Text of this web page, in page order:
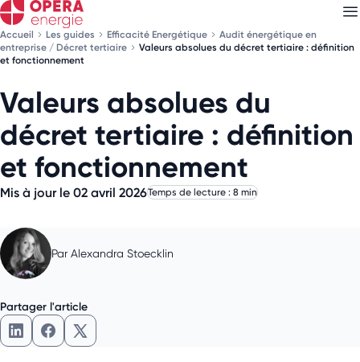
Accueil Les guides Efficacité Energétique
Audit énergétique en
entreprise / Décret tertiaire
Valeurs absolues du décret tertiaire : définition
et fonctionnement
Valeurs absolues du
décret tertiaire : définition
et fonctionnement
Mis à jour le 02 avril 2026Temps de lecture : 8 min
Par Alexandra Stoecklin
Partager l'article
Partager l'article sur LinkedIn
Partager l'article sur Facebook
Partager l'article sur X
Découvrez nosnewsletters
Choisissez les newsletters qui vous intéressent